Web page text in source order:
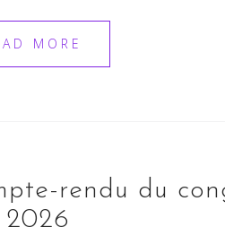
MORE
rendu du
2026